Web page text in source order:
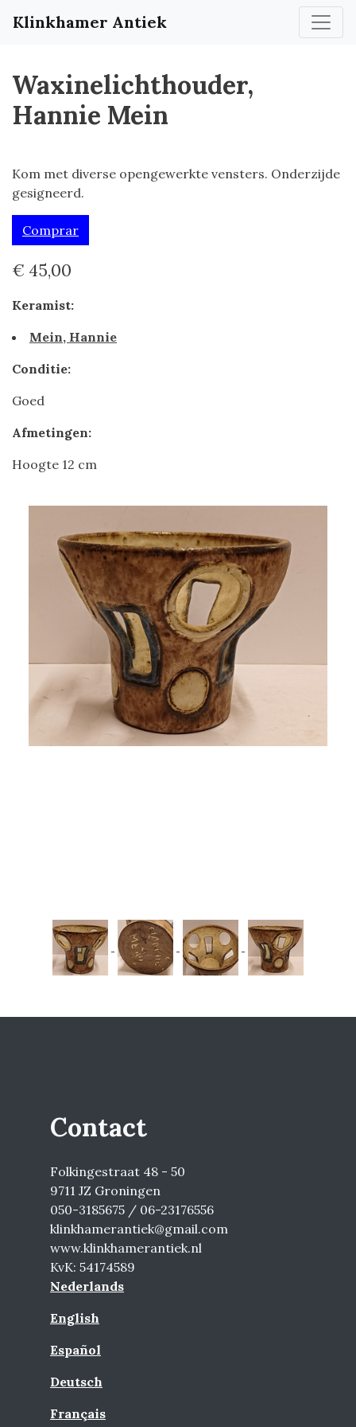
Klinkhamer Antiek
Waxinelichthouder,
Hannie Mein
Kom met diverse opengewerkte vensters. Onderzijde
gesigneerd.
Comprar
€ 45,00
Keramist:
Mein, Hannie
Conditie:
Goed
Afmetingen:
Hoogte 12 cm
Contact
Folkingestraat 48 - 50
9711 JZ Groningen
050-3185675 / 06-23176556
klinkhamerantiek@gmail.com
www.klinkhamerantiek.nl
KvK: 54174589
Nederlands
English
Español
Deutsch
Français